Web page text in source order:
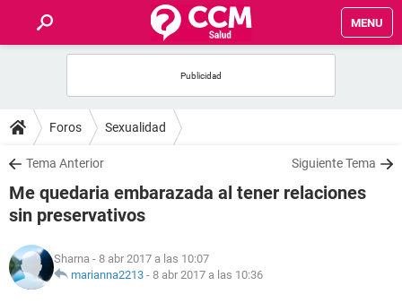
MENU
FOROS
SALUD
FAMILIA
NUTRICIÓN
Foros Sexualidad
Tema Anterior Siguiente Tema
Me quedaria embarazada al tener relaciones
sin preservativos
Sharna - 8 abr 2017 a las 10:07
marianna2213 - 8 abr 2017 a las 10:36